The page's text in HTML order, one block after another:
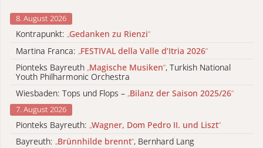
8. August 2026
Kontrapunkt: „Gedanken zu Rienzi“
Martina Franca: „FESTIVAL della Valle d’Itria 2026“
Pionteks Bayreuth „Magische Musiken“, Turkish National
Youth Philharmonic Orchestra
Wiesbaden: Tops und Flops – „Bilanz der Saison 2025/26“
7. August 2026
Pionteks Bayreuth: „Wagner, Dom Pedro II. und Liszt“
Bayreuth: „Brünnhilde brennt“, Bernhard Lang